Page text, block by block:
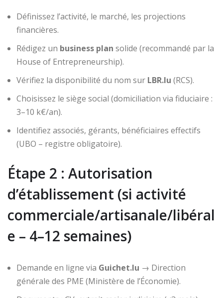
Définissez l’activité, le marché, les projections
financières.
Rédigez un business plan solide (recommandé par la
House of Entrepreneurship).
Vérifiez la disponibilité du nom sur LBR.lu (RCS).
Choisissez le siège social (domiciliation via fiduciaire :
3–10 k€/an).
Identifiez associés, gérants, bénéficiaires effectifs
(UBO – registre obligatoire).
Étape 2 : Autorisation
d’établissement (si activité
commerciale/artisanale/libéral
e – 4–12 semaines)
Demande en ligne via Guichet.lu → Direction
générale des PME (Ministère de l’Économie).